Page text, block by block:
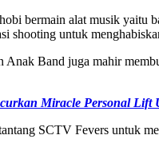
bermain alat musik yaitu
shooting untuk
Anak Band juga mahir
Miracle Personal Lift
SCTV Fevers untuk